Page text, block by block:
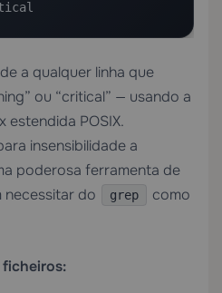
a qualquer linha que
ou “critical” — usando a
estendida POSIX.
insensibilidade a
poderosa ferramenta de
necessitar do
grep
como
ficheiros: